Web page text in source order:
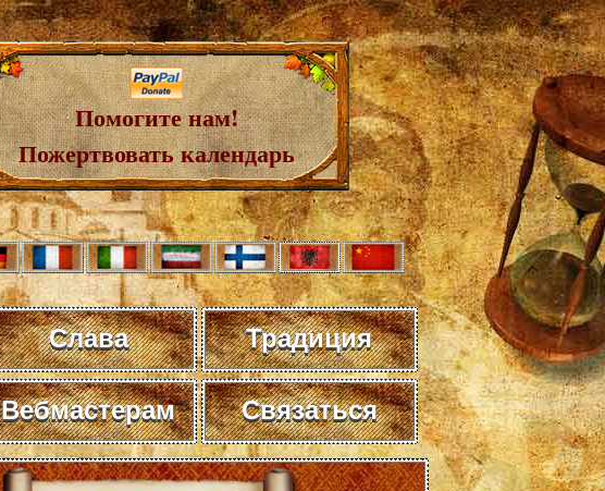
Помогите нам!
Пожертвовать календарь
Слава Традиция
Вебмастерам Связаться